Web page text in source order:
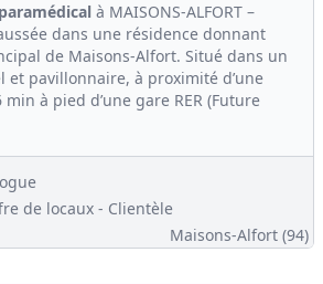
paramédical à MAISONS-ALFORT –
dans une résidence donnant
de Maisons-Alfort. Situé dans un
pavillonnaire, à proximité d’une
à pied d’une gare RER (Future
de locaux - Clientèle
Maisons-Alfort (94)